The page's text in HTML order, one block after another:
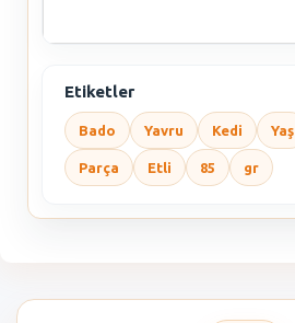
Etiketler
Bado Yavru Kedi Yaş
Parça Etli 85 gr